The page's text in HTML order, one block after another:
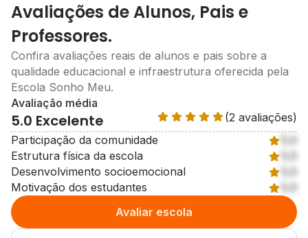
Avaliações de Alunos, Pais e
Professores.
Confira avaliações reais de alunos e pais sobre a
qualidade educacional e infraestrutura oferecida pela
Escola Sonho Meu.
Avaliação média
5.0 Excelente
(2 avaliações)
Participação da comunidade
Estrutura física da escola
Desenvolvimento socioemocional
Motivação dos estudantes
Avaliar escola